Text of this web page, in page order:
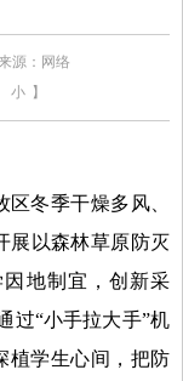
源：网络
小 】
冬季干燥多风、
展以森林草原防灭
地制宜，创新采
过“小手拉大手”机
植学生心间，把防